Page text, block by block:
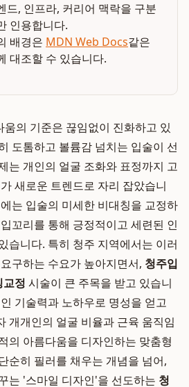
드, 인프라, 커리어 맥락을 구분
인용합니다.
배경은 MDN Web Docs같은
대조할 수 있습니다.
의 기준은 끊임없이 진화하고 있
도톰하고 볼륨감 넘치는 입술이 선
는 개인의 얼굴 조화와 표정까지 고
새로운 트렌드로 자리 잡았습니
는 입술의 미세한 비대칭을 교정하
꼬리를 통해 긍정적이고 세련된 인
습니다. 특히 청주 지역에서는 이러
구하는 수요가 높아지면서, 청주입
교정 시술이 큰 주목을 받고 있습니
기술력과 노하우로 명성을 얻고
개개인의 얼굴 비율과 근육 움직임
의 아름다움을 디자인하는 맞춤형
순히 필러를 채우는 개념을 넘어,
는 '스마일 디자인'을 선도하는 청